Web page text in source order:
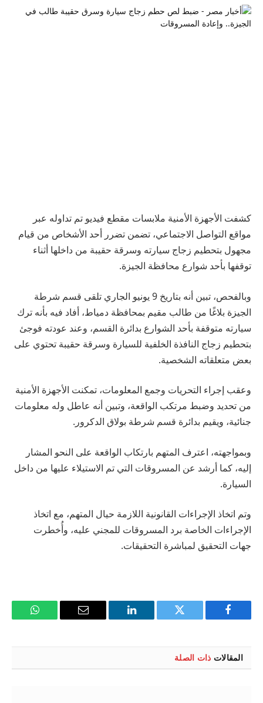
كشفت الأجهزة الأمنية ملابسات مقطع فيديو تم تداوله عبر
مواقع التواصل الاجتماعي، تضمن تضرر أحد الأشخاص من قيام
مجهول بتحطيم زجاج سيارته وسرقة حقيبة من داخلها أثناء
توقفها بأحد شوارع محافظة الجيزة.
وبالفحص، تبين أنه بتاريخ 9 يونيو الجاري تلقى قسم شرطة
الجيزة بلاغًا من طالب مقيم بمحافظة دمياط، أفاد فيه بأنه ترك
سيارته متوقفة بأحد الشوارع بدائرة القسم، وعند عودته فوجئ
بتحطيم زجاج النافذة الخلفية للسيارة وسرقة حقيبة تحتوي على
بعض متعلقاته الشخصية.
وعقب إجراء التحريات وجمع المعلومات، تمكنت الأجهزة الأمنية
من تحديد وضبط مرتكب الواقعة، وتبين أنه عاطل وله معلومات
جنائية، ويقيم بدائرة قسم شرطة بولاق الدكرور.
وبمواجهته، اعترف المتهم بارتكاب الواقعة على النحو المشار
إليه، كما أرشد عن المسروقات التي تم الاستيلاء عليها من داخل
السيارة.
وتم اتخاذ الإجراءات القانونية اللازمة حيال المتهم، مع اتخاذ
الإجراءات الخاصة برد المسروقات للمجني عليه، وأُخطرت
جهات التحقيق لمباشرة التحقيقات.
فيسبوك تويتر لينكدإن
البريد
واتساب
المقالات ذات الصلة